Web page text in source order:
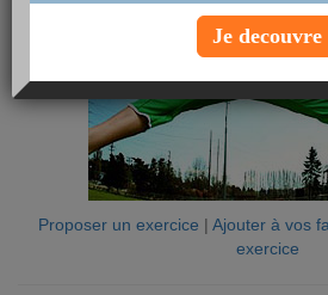
Proposer un exercice | Ajouter à vos
exercice
Je decouvre